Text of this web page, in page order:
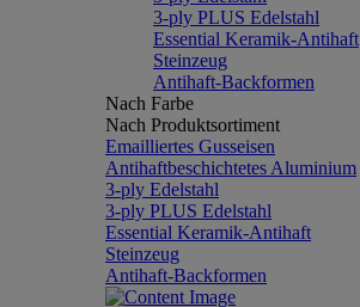
3-ply PLUS Edelstahl
Essential Keramik-Antihaft
Steinzeug
Antihaft-Backformen
Nach Farbe
Nach Produktsortiment
Emailliertes Gusseisen
Antihaftbeschichtetes Aluminium
3-ply Edelstahl
3-ply PLUS Edelstahl
Essential Keramik-Antihaft
Steinzeug
Antihaft-Backformen